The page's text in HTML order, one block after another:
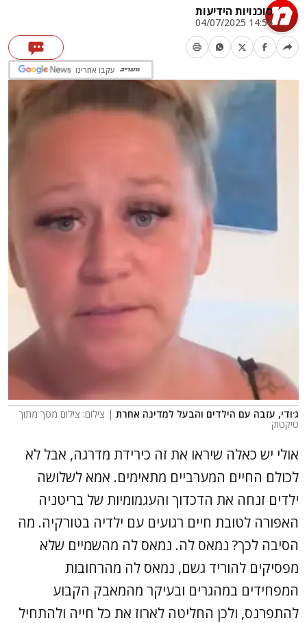
סוכנויות הידיעות
14:54 04/07/2025
עקבו אחרינו
ג׳ודי, עזבה עם הילדים והבעל למדינה אחרת | צילום: צילום מסך מתוך
טיקטוק
אולי יש כאלה שיראו את זה כירידת מדרגה, אבל לא
לכולם החיים המערביים מתאימים. אמא לשלושה
ילדים זנחה את הדכדוך והעגמומיות של בריטניה
האפורה לטובת חיים רגועים עם ילדיה בטורקיה. מה
הסיבה לכך? נמאס לה. נמאס לה מהשמיים שלא
מפסיקים להוריד גשם, נמאס לה מהרחובות
המפחידים במהגרים ובעיקר מהמאבק הקבוע
להתפרנס, ולכן החליטה לארוז את כל חייה ולהתחיל